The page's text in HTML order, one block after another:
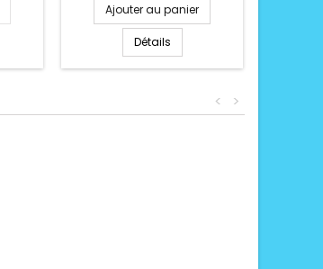
Ajouter au panier
Détails
>
<